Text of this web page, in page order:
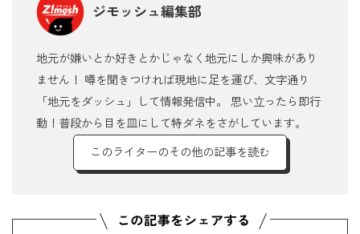
ジモッシュ編集部
地元が嫌いとか好きとかじゃなく地元にしか興味があり
ません！ 噂を聞きつければ現地に足を運び、文字通り
「地元をダッシュ」して情報発信中。 思い立ったら即行
動！普段から目を皿にして特ダネをさがしています。
このライターのその他の記事を読む